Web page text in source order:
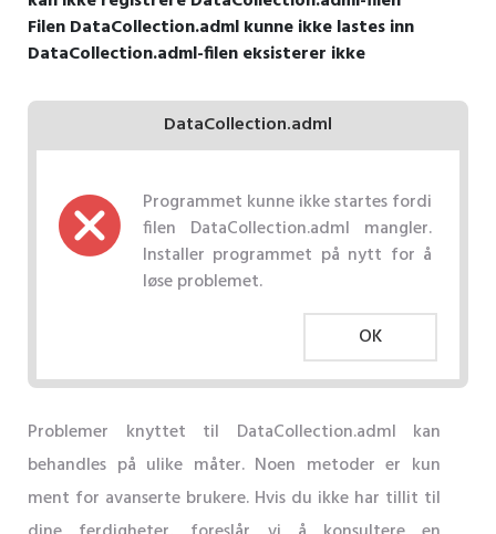
Filen DataCollection.adml kunne ikke lastes inn
DataCollection.adml-filen eksisterer ikke
DataCollection.adml
Programmet kunne ikke startes fordi
filen DataCollection.adml mangler.
Installer programmet på nytt for å
løse problemet.
OK
Problemer knyttet til DataCollection.adml kan
behandles på ulike måter. Noen metoder er kun
ment for avanserte brukere. Hvis du ikke har tillit til